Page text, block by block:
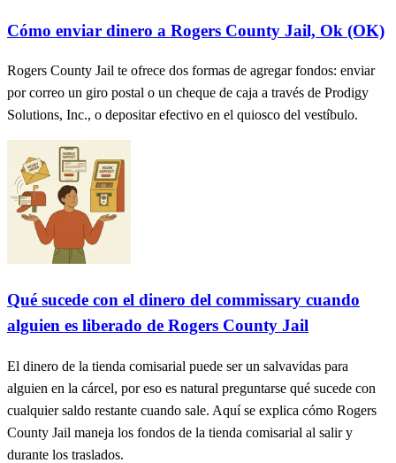
Cómo enviar dinero a Rogers County Jail, Ok (OK)
Rogers County Jail te ofrece dos formas de agregar fondos: enviar
por correo un giro postal o un cheque de caja a través de Prodigy
Solutions, Inc., o depositar efectivo en el quiosco del vestíbulo.
Qué sucede con el dinero del commissary cuando
alguien es liberado de Rogers County Jail
El dinero de la tienda comisarial puede ser un salvavidas para
alguien en la cárcel, por eso es natural preguntarse qué sucede con
cualquier saldo restante cuando sale. Aquí se explica cómo Rogers
County Jail maneja los fondos de la tienda comisarial al salir y
durante los traslados.